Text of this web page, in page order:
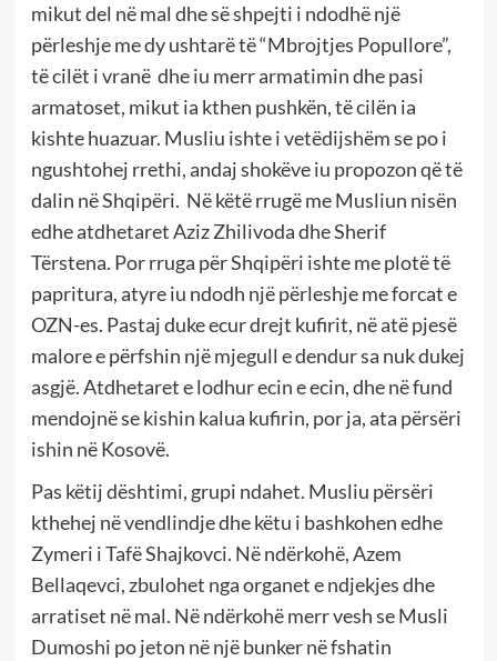
mikut del në mal dhe së shpejti i ndodhë një
përleshje me dy ushtarë të “Mbrojtjes Popullore”,
të cilët i vranë dhe iu merr armatimin dhe pasi
armatoset, mikut ia kthen pushkën, të cilën ia
kishte huazuar. Musliu ishte i vetëdijshëm se po i
ngushtohej rrethi, andaj shokëve iu propozon që të
dalin në Shqipëri. Në këtë rrugë me Musliun nisën
edhe atdhetaret Aziz Zhilivoda dhe Sherif
Tërstena. Por rruga për Shqipëri ishte me plotë të
papritura, atyre iu ndodh një përleshje me forcat e
OZN-es. Pastaj duke ecur drejt kufirit, në atë pjesë
malore e përfshin një mjegull e dendur sa nuk dukej
asgjë. Atdhetaret e lodhur ecin e ecin, dhe në fund
mendojnë se kishin kalua kufirin, por ja, ata përsëri
ishin në Kosovë.
Pas këtij dështimi, grupi ndahet. Musliu përsëri
kthehej në vendlindje dhe këtu i bashkohen edhe
Zymeri i Tafë Shajkovci. Në ndërkohë, Azem
Bellaqevci, zbulohet nga organet e ndjekjes dhe
arratiset në mal. Në ndërkohë merr vesh se Musli
Dumoshi po jeton në një bunker në fshatin